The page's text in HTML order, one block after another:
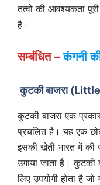
तत्वों की आवश्यकता
है।
सम्बंधित – कंगनी
कुटकी बाजरा
कुटकी बाजरा एक
प्रचलित है। यह एक
इसकी खेती भारत में
उगाया जाता है। कुटकी
लिए उपयोगी होता है